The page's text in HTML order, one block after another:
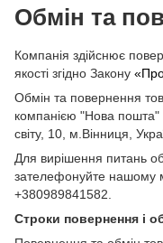
Обмін та
Компанія здійснює
якості згідно Закону
Обмін та повернення
компанією "Нова пошта"
світу, 10, м.Вінниця,
Для вирішення питань
зателефонуйте нашому
+380989841582.
Строки повернення і